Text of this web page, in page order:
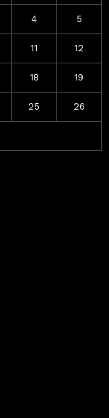
4 5
11 12
18 19
25 26